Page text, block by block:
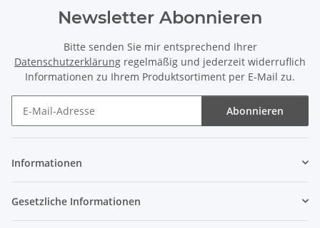
Newsletter Abonnieren
Bitte senden Sie mir entsprechend Ihrer
Datenschutzerklärung regelmäßig und jederzeit widerruflich
Informationen zu Ihrem Produktsortiment per E-Mail zu.
Abonnieren
Informationen
Gesetzliche Informationen